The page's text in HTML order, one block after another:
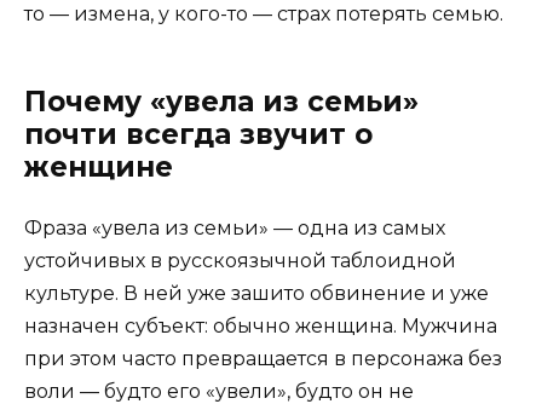
то — измена, у кого-то — страх потерять семью.
Почему «увела из семьи»
почти всегда звучит о
женщине
Фраза «увела из семьи» — одна из самых
устойчивых в русскоязычной таблоидной
культуре. В ней уже зашито обвинение и уже
назначен субъект: обычно женщина. Мужчина
при этом часто превращается в персонажа без
воли — будто его «увели», будто он не